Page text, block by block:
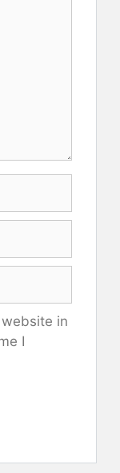
in
I